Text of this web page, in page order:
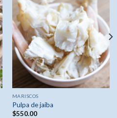
MARISCOS
Pulpa de jaiba
$550.00